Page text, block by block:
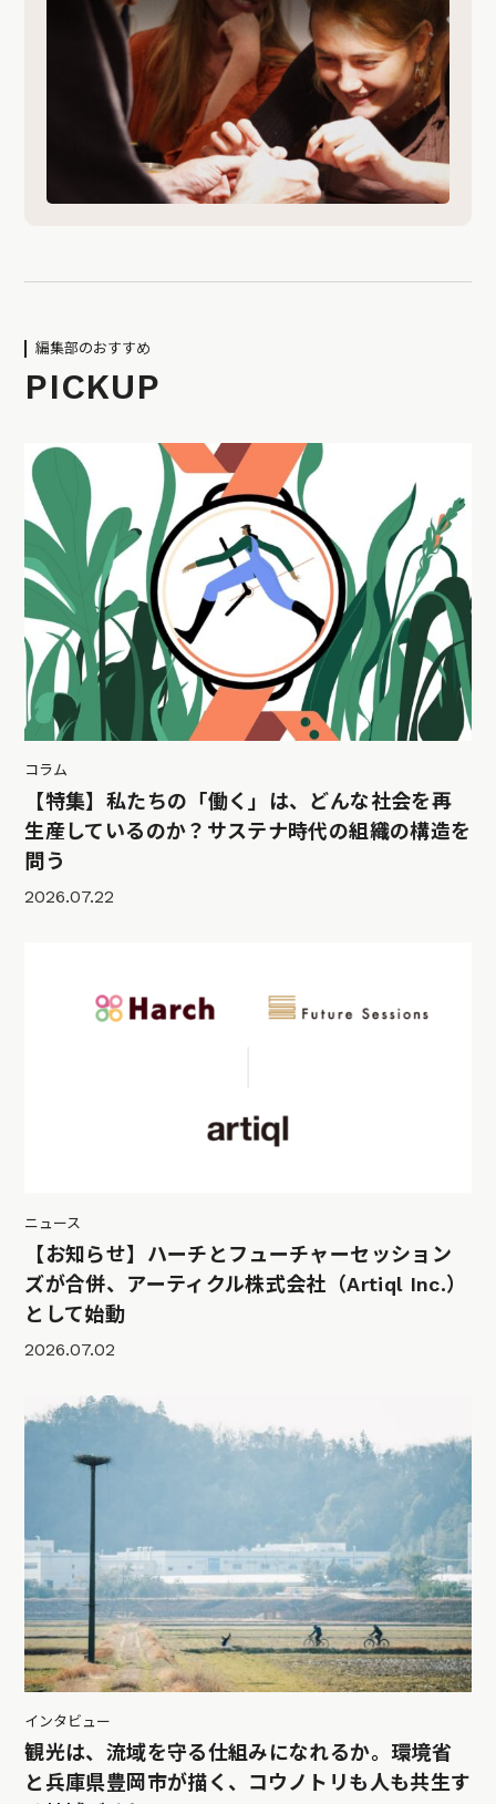
編集部のおすすめ
PICKUP
コラム
【特集】私たちの「働く」は、どんな社会を再
生産しているのか？サステナ時代の組織の構造を
問う
2026.07.22
ニュース
【お知らせ】ハーチとフューチャーセッション
ズが合併、アーティクル株式会社（Artiql Inc.）
として始動
2026.07.02
インタビュー
観光は、流域を守る仕組みになれるか。環境省
と兵庫県豊岡市が描く、コウノトリも人も共生す